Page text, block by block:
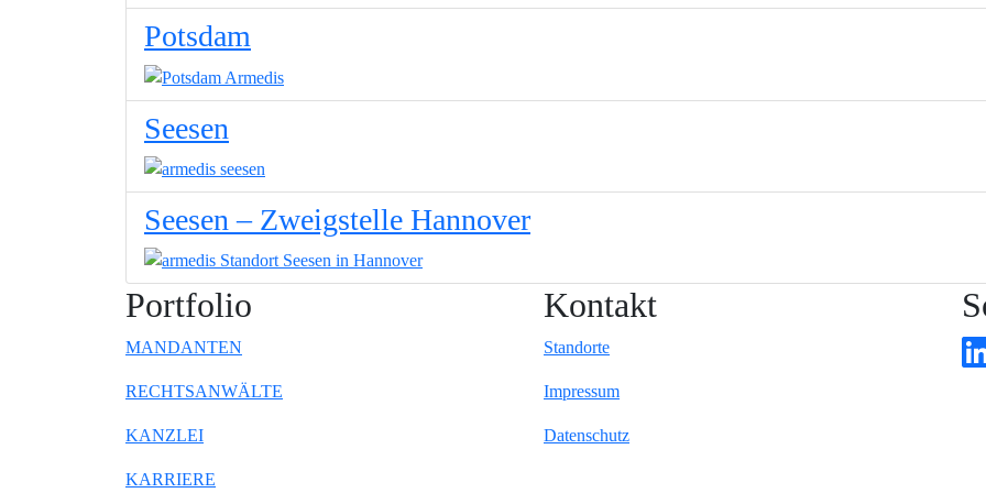
Potsdam
Seesen
Seesen – Zweigstelle Hannover
Portfolio
MANDANTEN
RECHTSANWÄLTE
KANZLEI
KARRIERE
Kontakt
Standorte
Impressum
Datenschutz